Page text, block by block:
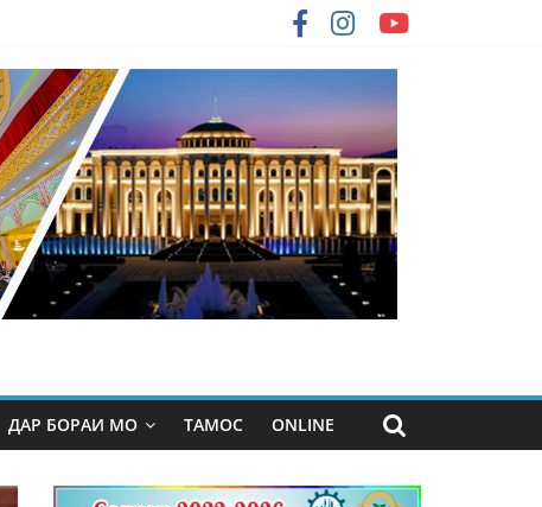
ДАР БОРАИ МО ТАМОС ONLINE